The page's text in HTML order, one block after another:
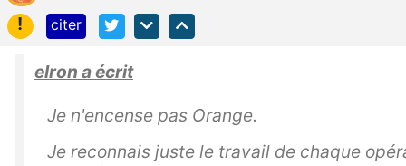
!
citer
elron a écrit
Je n'encense pas Orange.
Je reconnais juste le travail de chaque